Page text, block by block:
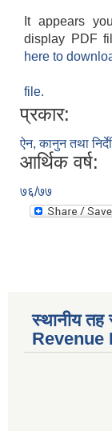
It appears
display PDF
here to
file.
प्रकार:
ऐन, कानुन तथा
आर्थिक वर्ष:
७६/७७
स्थानीय तह
Revenue